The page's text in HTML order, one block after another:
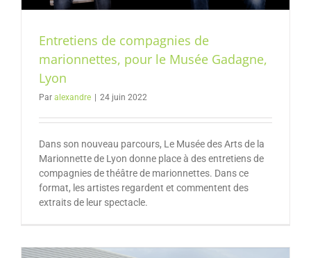
Entretiens de compagnies de
marionnettes, pour le Musée Gadagne,
Lyon
Par alexandre 24 juin 2022
Dans son nouveau parcours, Le Musée des Arts de la
Marionnette de Lyon donne place à des entretiens de
compagnies de théâtre de marionnettes. Dans ce
format, les artistes regardent et commentent des
extraits de leur spectacle.